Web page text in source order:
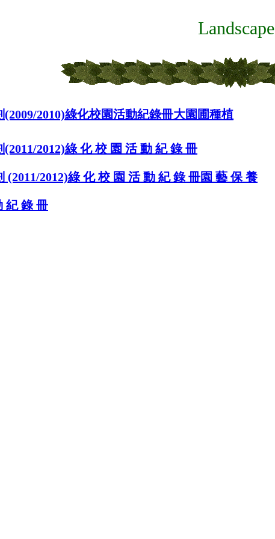
Landscape
2010) 綠化校園活動紀錄冊 大園圃種植
2012) 綠 化 校 園 活 動 紀 錄 冊
2012) 綠 化 校 園 活 動 紀 錄 冊 園 藝 保 養
紀 錄 冊